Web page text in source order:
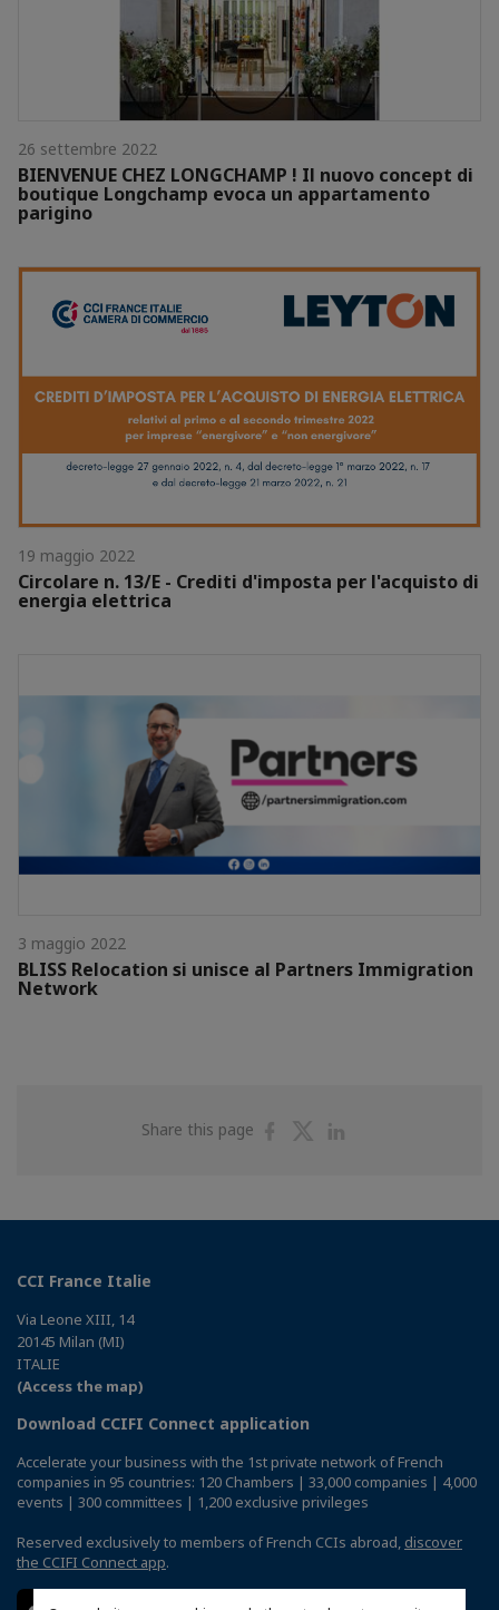
26 settembre 2022
BIENVENUE CHEZ LONGCHAMP ! Il nuovo concept di
boutique Longchamp evoca un appartamento
parigino
19 maggio 2022
Circolare n. 13/E - Crediti d'imposta per l'acquisto di
energia elettrica
3 maggio 2022
BLISS Relocation si unisce al Partners Immigration
Network
Share this page
ShareShare
CCI France Italie
Via Leone XIII, 14
20145 Milan (MI)
ITALIE
(Access the map)
Download CCIFI Connect application
Accelerate your business with the 1st private network of French
companies in 95 countries: 120 Chambers | 33,000 companies | 4,000
events | 300 committees | 1,200 exclusive privileges
Reserved exclusively to members of French CCIs abroad, discover
the CCIFI Connect app.